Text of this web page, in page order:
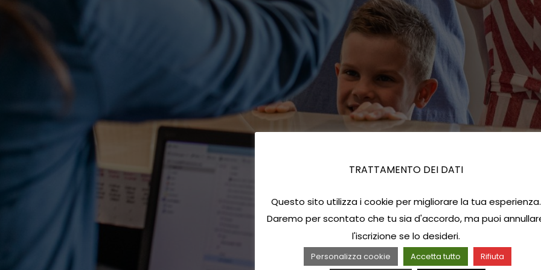
TRATTAMENTO DEI DATI
Questo sito utilizza i cookie per migliorare la tua esperienza.
Daremo per scontato che tu sia d'accordo, ma puoi
l'iscrizione se lo desideri.
Personalizza cookie Accetta tutto Rifiuta